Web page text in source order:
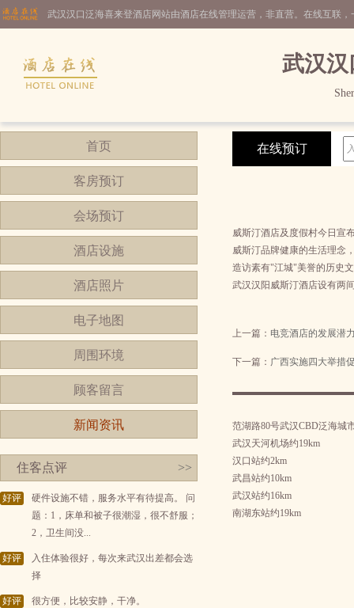
武汉汉口泛海喜来登酒店网站由酒店在线管理运营，非直营。在线互联
武汉
首页
客房预订
会场预订
酒店设施
酒店照片
电子地图
周围环境
顾客留言
新闻资讯
住客点评 >>
好评
硬件设施不错，服务水平有待提高。 问
题：1，床单和被子很潮湿，很不舒服；
2，卫生间没...
好评
入住体验很好，每次来武汉出差都会选
择
好评 很方便，比较安静，干净。
在线预订
威斯汀酒店及度假村今日宣
威斯汀品牌健康的生活理念
造访素有"江城"美誉的历史
武汉汉阳威斯汀酒店设有两
上一篇： 电竞酒店的发展潜
下一篇： 广西实施四大举措
范湖路80号武汉CBD泛海城
武汉天河机场约19km
汉口站约2km
武昌站约10km
武汉站约16km
南湖东站约19km